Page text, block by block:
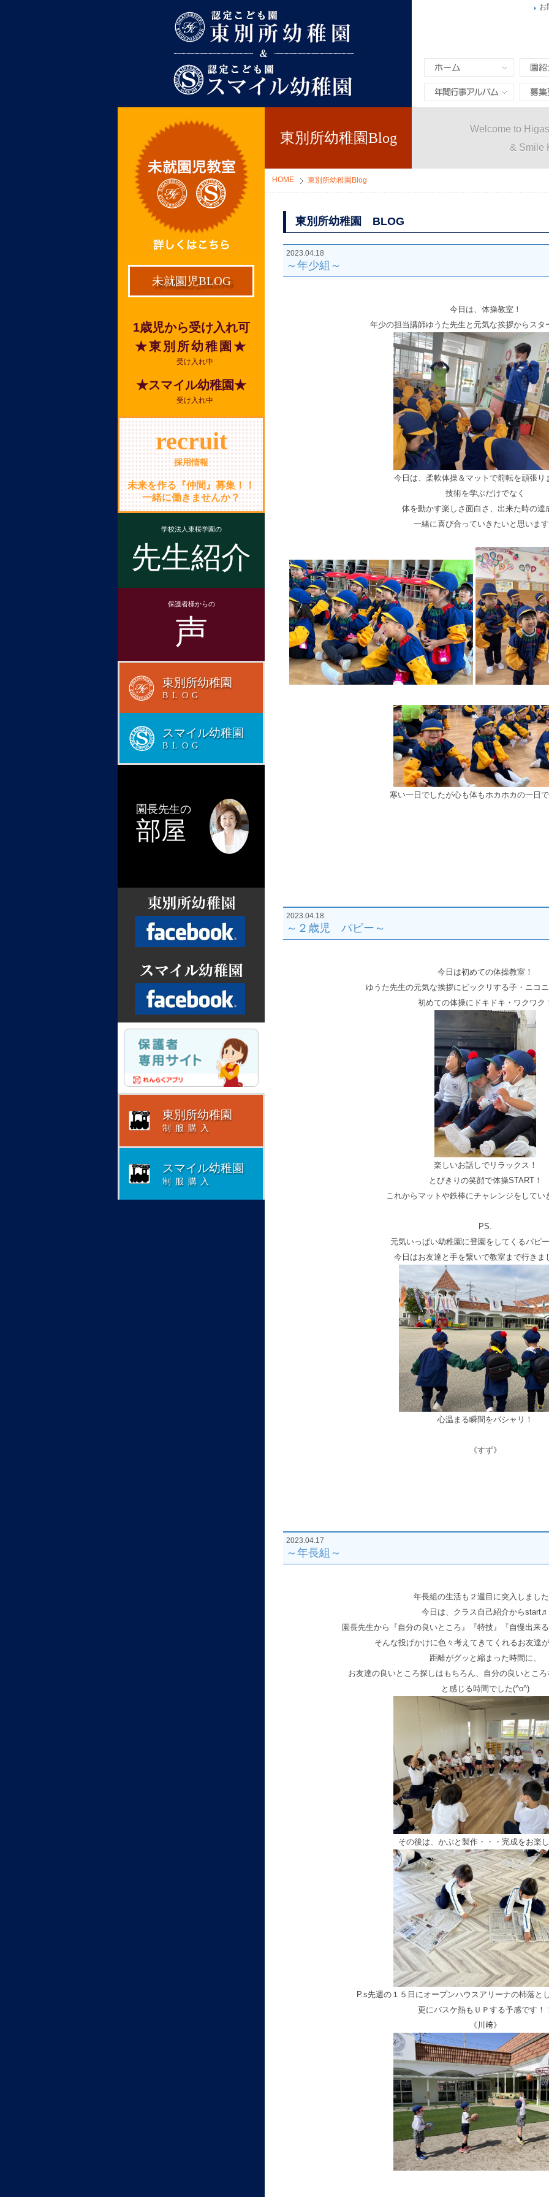
お
園紹介
年間行事&アルバム 募集要
東別所幼稚園Blog
Welcome to
& Smile
HOME 東別所幼稚園Blog
東別所幼稚園 BLOG
2023.04.18
～年少組～
今日は、体操教室！
年少の担当講師ゆうた先生と元気な挨拶からスタ
今日は、柔軟体操＆マットで前転を頑張り
技術を学ぶだけでなく
体を動かす楽しさ面白さ、出来た時の達
一緒に喜び合っていきたいと思いま
寒い一日でしたが心も体もホカホカの一日
2023.04.18
～２歳児 パピー～
今日は初めての体操教室！
ゆうた先生の元気な挨拶にビックリする子・ニコ
初めての体操にドキドキ・ワクワク
楽しいお話しでリラックス！
とびきりの笑顔で体操START！
これからマットや鉄棒にチャレンジをしてい
PS.
元気いっぱい幼稚園に登園をしてくるパピ
今日はお友達と手を繋いで教室まで行きま
心温まる瞬間をパシャリ！
《すず》
2023.04.17
～年長組～
年長組の生活も２週目に突入しまし
今日は、クラス自己紹介からstart♬
園長先生から『自分の良いところ』『特技』『自慢出来
そんな投げかけに色々考えてきてくれるお友達
距離がグッと縮まった時間に、
お友達の良いところ探しはもちろん、自分の良いとこ
と感じる時間でした(^o^)
その後は、かぶと製作・・・完成をお楽
P.s先週の１５日にオープンハウスアリーナの杮落と
更にバスケ熱もＵＰする予感です！
《川﨑》
未就園児BLOG
1歳児から受け入れ可
★東別所幼稚園★
受け入れ中
★スマイル幼稚園★
受け入れ中
recruit
採用情報
未来を作る『仲間』募集！！
一緒に働きませんか？
学校法人東桜学園の
先生紹介
保護者様からの
声
東別所幼稚園
BLOG
スマイル幼稚園
BLOG
園長先生の
部屋
Facebook
Facebook
東別所幼稚園
制服購入
スマイル幼稚園
制服購入